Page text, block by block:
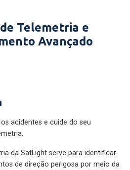
Telemetria e
Avançado
acidentes e cuide do seu
da SatLight serve para identificar
de direção perigosa por meio da